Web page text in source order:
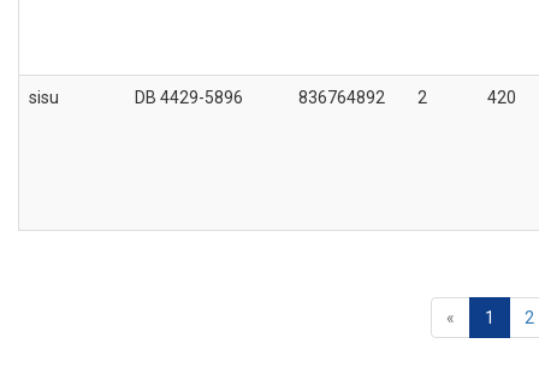
sisu DB 4429-5896 836764892 2 420
« 1 2